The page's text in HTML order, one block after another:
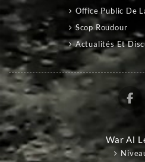
Office Public De
Scop Roudour
Actualités Et
War Al